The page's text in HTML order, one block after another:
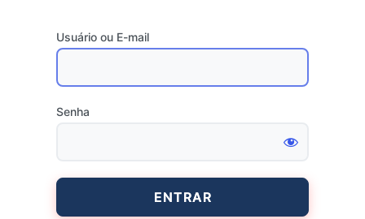
Usuário ou E-mail
Senha